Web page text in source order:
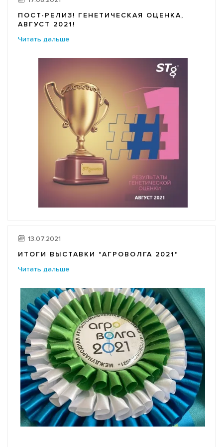
ПОСТ-РЕЛИЗ! ГЕНЕТИЧЕСКАЯ ОЦЕНКА,
АВГУСТ 2021!
Читать дальше
13.07.2021
ИТОГИ ВЫСТАВКИ "АГРОВОЛГА 2021"
Читать дальше